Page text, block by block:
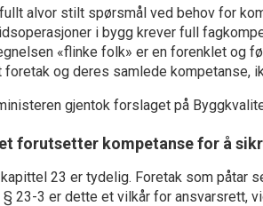
alvor stilt spørsmål ved behov for
i bygg krever full
«flinke folk» er en forenklet og
og deres samlede kompetanse,
gjentok forslaget på
forutsetter kompetanse for å
23 er tydelig. Foretak som påtar
§ 23-3 er dette et vilkår for ansvarsrett,